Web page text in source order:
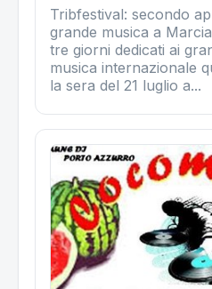
Tribfestival: secondo
grande musica a
tre giorni dedicati ai
musica internazionale
la sera del 21 luglio a...